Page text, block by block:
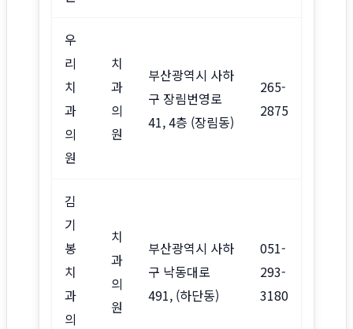
우
리
치
과
의
원
치
과
의
원
부산광역시 사하
구 장림번영로
41, 4층 (장림동)
265-
2875
김
기
봉
치
과
의
치
과
의
원
부산광역시 사하
구 낙동대로
491, (하단동)
051-
293-
3180